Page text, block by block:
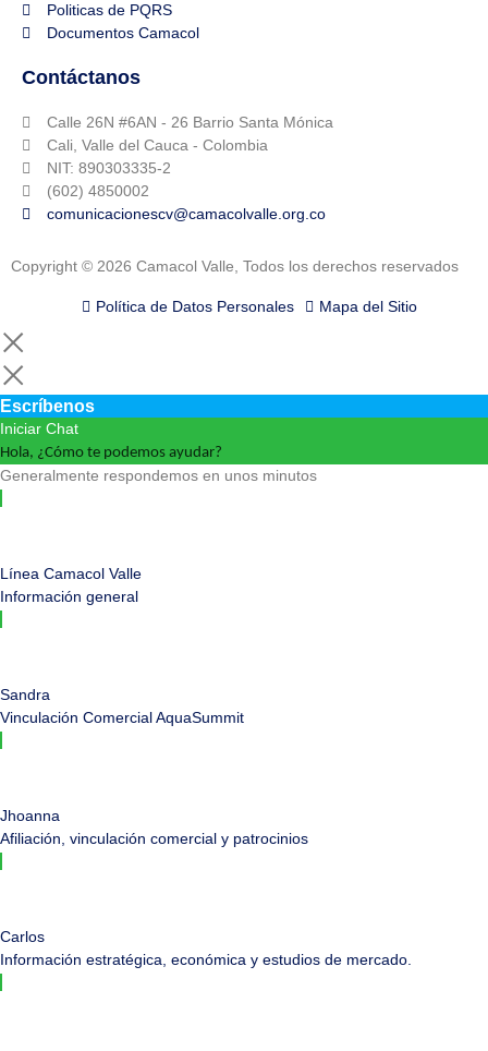
Politicas de PQRS
Documentos Camacol
Contáctanos
Calle 26N #6AN - 26 Barrio Santa Mónica
Cali, Valle del Cauca - Colombia
NIT: 890303335-2
(602) 4850002
comunicacionescv@camacolvalle.org.co
Copyright © 2026 Camacol Valle, Todos los derechos reservados
Política de Datos Personales Mapa del Sitio
Escríbenos
Iniciar Chat
Hola, ¿Cómo te podemos ayudar?
Generalmente respondemos en unos minutos
Línea Camacol Valle
Información general
Sandra
Vinculación Comercial AquaSummit
Jhoanna
Afiliación, vinculación comercial y patrocinios
Carlos
Información estratégica, económica y estudios de mercado.